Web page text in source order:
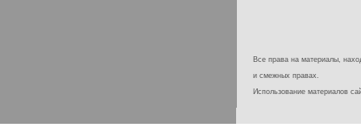
Все права на материалы,
и смежных правах.
Использование материалов